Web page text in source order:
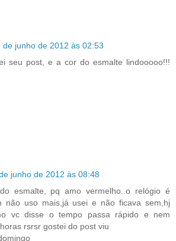
de junho de 2012 às 02:53
seu post, e a cor do esmalte lindooooo!!!
junho de 2012 às 08:48
esmalte, pq amo vermelho..o relógio é
não uso mais,já usei e não ficava sem,hj
vc disse o tempo passa rápido e nem
rsrsr gostei do post viu